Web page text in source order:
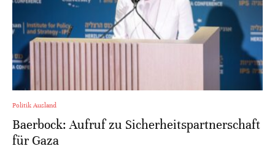
Politik Ausland
Baerbock: Aufruf zu Sicherheitspartnerschaft
für Gaza